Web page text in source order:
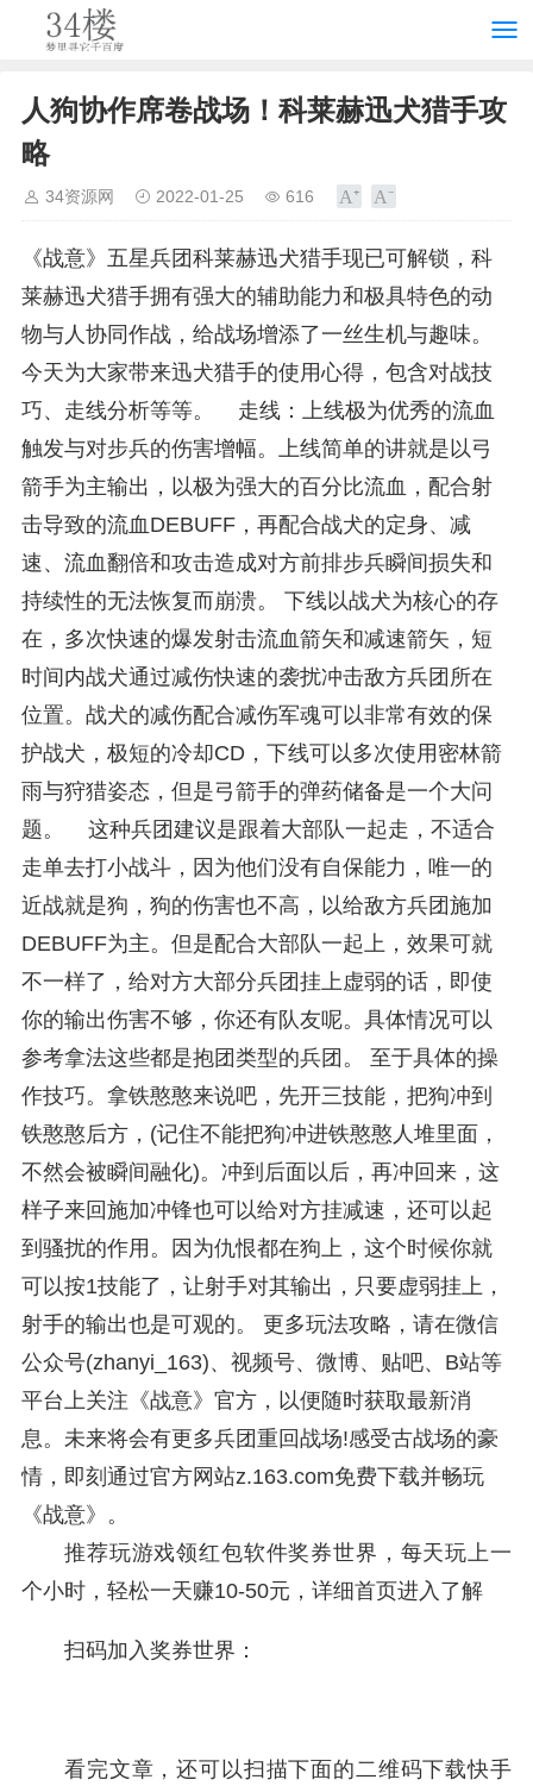
人狗协作席卷战场！科莱赫迅犬猎手攻
略
34资源网 2022-01-25 616
《战意》五星兵团科莱赫迅犬猎手现已可解锁，科
莱赫迅犬猎手拥有强大的辅助能力和极具特色的动
物与人协同作战，给战场增添了一丝生机与趣味。
今天为大家带来迅犬猎手的使用心得，包含对战技
巧、走线分析等等。
走线：上线极为优秀的流血
触发与对步兵的伤害增幅。上线简单的讲就是以弓
箭手为主输出，以极为强大的百分比流血，配合射
击导致的流血DEBUFF，再配合战犬的定身、减
速、流血翻倍和攻击造成对方前排步兵瞬间损失和
持续性的无法恢复而崩溃。 下线以战犬为核心的存
在，多次快速的爆发射击流血箭矢和减速箭矢，短
时间内战犬通过减伤快速的袭扰冲击敌方兵团所在
位置。战犬的减伤配合减伤军魂可以非常有效的保
护战犬，极短的冷却CD，下线可以多次使用密林箭
雨与狩猎姿态，但是弓箭手的弹药储备是一个大问
题。
这种兵团建议是跟着大部队一起走，不适合
走单去打小战斗，因为他们没有自保能力，唯一的
近战就是狗，狗的伤害也不高，以给敌方兵团施加
DEBUFF为主。但是配合大部队一起上，效果可就
不一样了，给对方大部分兵团挂上虚弱的话，即使
你的输出伤害不够，你还有队友呢。具体情况可以
参考拿法这些都是抱团类型的兵团。 至于具体的操
作技巧。拿铁憨憨来说吧，先开三技能，把狗冲到
铁憨憨后方，(记住不能把狗冲进铁憨憨人堆里面，
不然会被瞬间融化)。冲到后面以后，再冲回来，这
样子来回施加冲锋也可以给对方挂减速，还可以起
到骚扰的作用。因为仇恨都在狗上，这个时候你就
可以按1技能了，让射手对其输出，只要虚弱挂上，
射手的输出也是可观的。 更多玩法攻略，请在微信
公众号(zhanyi_163)、视频号、微博、贴吧、B站等
平台上关注《战意》官方，以便随时获取最新消
息。未来将会有更多兵团重回战场!感受古战场的豪
情，即刻通过官方网站z.163.com免费下载并畅玩
《战意》。
推荐玩游戏领红包软件奖券世界，每天玩上一
个小时，轻松一天赚10-50元，详细首页进入了解
扫码加入奖券世界：
看完文章，还可以扫描下面的二维码下载快手